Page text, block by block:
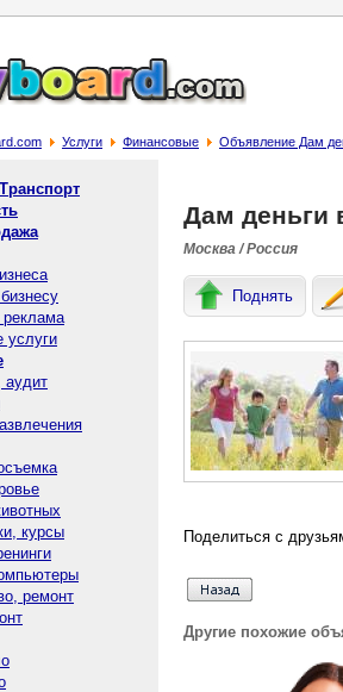
Услуги Финансовые Объявление Дам
услуги
аудит
курсы
ремонт
Дам деньги
Москва / Россия
Поднять
Поделиться с
Другие похожие